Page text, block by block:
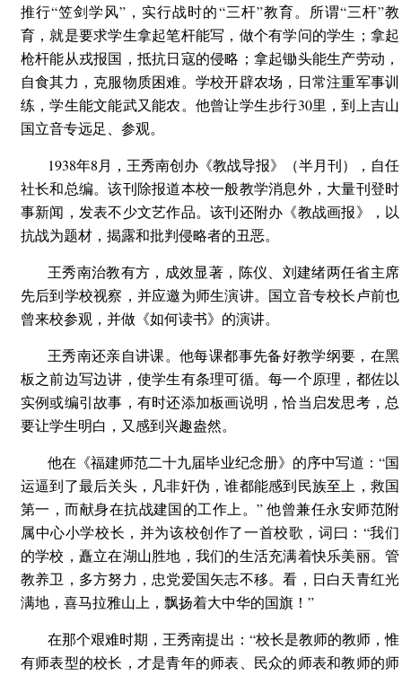
推行“笠剑学风”，实行战时的“三杆”教育。所谓“三杆”教
育，就是要求学生拿起笔杆能写，做个有学问的学生；拿起
枪杆能从戎报国，抵抗日寇的侵略；拿起锄头能生产劳动，
自食其力，克服物质困难。学校开辟农场，日常注重军事训
练，学生能文能武又能农。他曾让学生步行30里，到上吉山
国立音专远足、参观。
1938年8月，王秀南创办《教战导报》（半月刊），自任
社长和总编。该刊除报道本校一般教学消息外，大量刊登时
事新闻，发表不少文艺作品。该刊还附办《教战画报》，以
抗战为题材，揭露和批判侵略者的丑恶。
王秀南治教有方，成效显著，陈仪、刘建绪两任省主席
先后到学校视察，并应邀为师生演讲。国立音专校长卢前也
曾来校参观，并做《如何读书》的演讲。
王秀南还亲自讲课。他每课都事先备好教学纲要，在黑
板之前边写边讲，使学生有条理可循。每一个原理，都佐以
实例或编引故事，有时还添加板画说明，恰当启发思考，总
要让学生明白，又感到兴趣盎然。
他在《福建师范二十九届毕业纪念册》的序中写道：“国
运逼到了最后关头，凡非奸伪，谁都能感到民族至上，救国
第一，而献身在抗战建国的工作上。” 他曾兼任永安师范附
属中心小学校长，并为该校创作了一首校歌，词曰：“我们
的学校，矗立在湖山胜地，我们的生活充满着快乐美丽。管
教养卫，多方努力，忠党爱国矢志不移。看，日白天青红光
满地，喜马拉雅山上，飘扬着大中华的国旗！”
在那个艰难时期，王秀南提出：“校长是教师的教师，惟
有师表型的校长，才是青年的师表、民众的师表和教师的师